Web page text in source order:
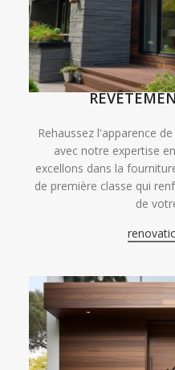
Rehaussez l'apparence
avec notre expertise
excellons dans la
de première classe qui
de